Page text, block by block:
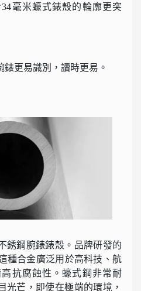
毫米蠔式錶殼的輪廓更突
更易識別，讀時更易。
銹鋼腕錶錶殼。品牌研發的
種合金廣泛用於高科技、航
抗腐蝕性。蠔式鋼非常耐
光芒，即使在極端的環境，